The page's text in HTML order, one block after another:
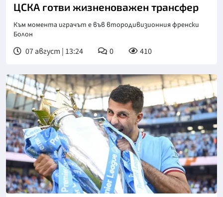
ЦСКА готви жизненоважен трансфер
Към момента играчът е във втородивизионния френски
Болон
07 август | 13:24 0 410